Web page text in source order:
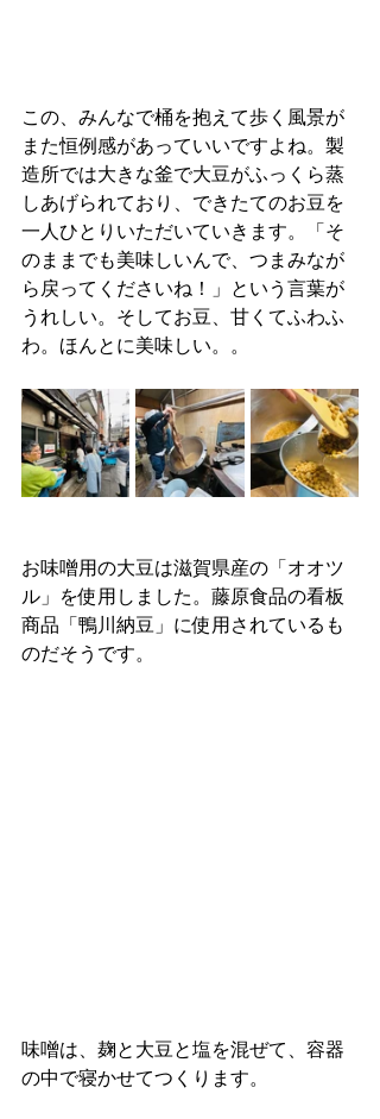
この、みんなで桶を抱えて歩く風景が
また恒例感があっていいですよね。製
造所では大きな釜で大豆がふっくら蒸
しあげられており、できたてのお豆を
一人ひとりいただいていきます。「そ
のままでも美味しいんで、つまみなが
ら戻ってくださいね！」という言葉が
うれしい。そしてお豆、甘くてふわふ
わ。ほんとに美味しい。。
お味噌用の大豆は滋賀県産の「オオツ
ル」を使用しました。藤原食品の看板
商品「鴨川納豆」に使用されているも
のだそうです。
味噌は、麹と大豆と塩を混ぜて、容器
の中で寝かせてつくります。